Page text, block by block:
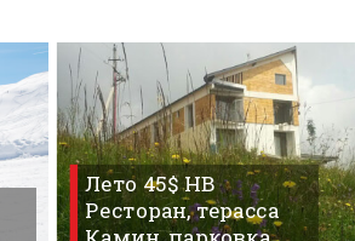
Лето 45$ HB
Ресторан, терасса
Дети в Гудаури
Развлечения
Календарь событий
Телеграм-канал
Гудаури
INFO